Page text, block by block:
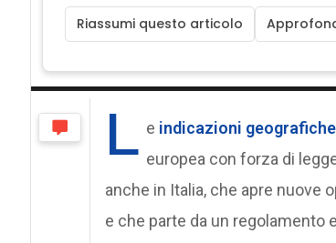
Riassumi questo articolo
L e indicazioni
europea con forza di
anche in Italia, che apre nuove
e che parte da un